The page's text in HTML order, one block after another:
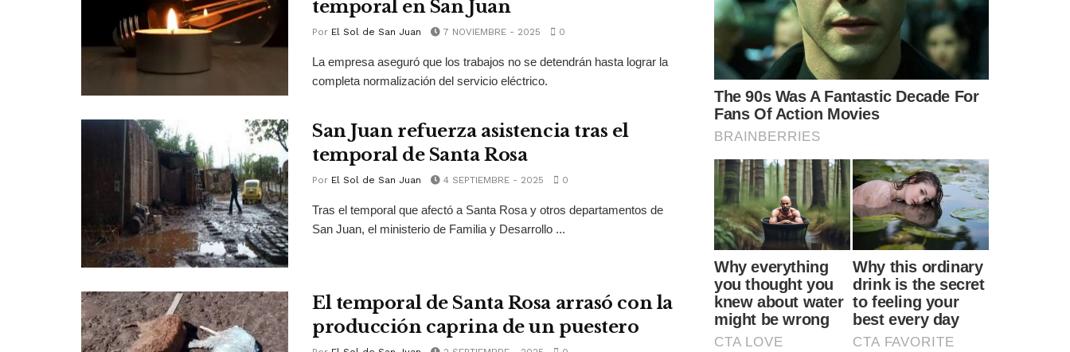
temporal en San Juan
Por El Sol de San Juan 7 NOVIEMBRE - 2025 0
La empresa aseguró que los trabajos no se detendrán hasta lograr la
completa normalización del servicio eléctrico.
San Juan refuerza asistencia tras el
temporal de Santa Rosa
Por El Sol de San Juan 4 SEPTIEMBRE - 2025 0
Tras el temporal que afectó a Santa Rosa y otros departamentos de
San Juan, el ministerio de Familia y Desarrollo ...
El temporal de Santa Rosa arrasó con la
producción caprina de un puestero